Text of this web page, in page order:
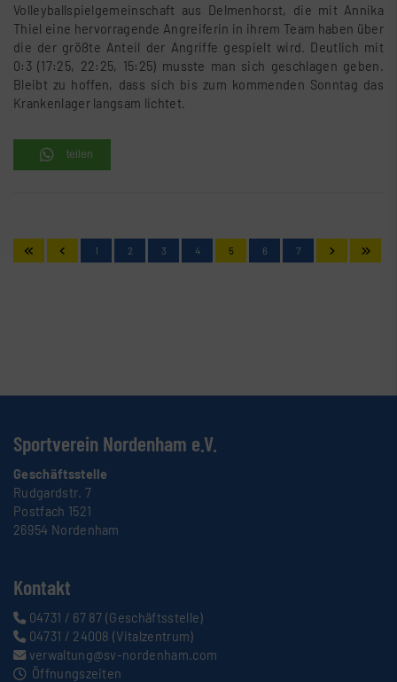
Volleyballspielgemeinschaft aus Delmenhorst, die mit Annika
Thiel eine hervorragende Angreiferin in ihrem Team haben über
die der größte Anteil der Angriffe gespielt wird. Deutlich mit
0:3 (17:25, 22:25, 15:25) musste man sich geschlagen geben.
Bleibt zu hoffen, dass sich bis zum kommenden Sonntag das
Krankenlager langsam lichtet.
teilen
1 2 3 4 5 6 7
Sportverein Nordenham e.V.
Geschäftsstelle
Rudgardstr. 7
Postfach 1521
26954 Nordenham
Kontakt
04731 / 67 87 (Geschäftsstelle)
04731 / 24008 (Vitalzentrum)
verwaltung@sv-nordenham.com
Öffnungszeiten